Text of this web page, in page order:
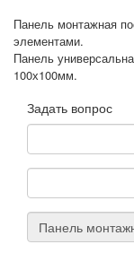
Панель монтажная
элементами.
Панель
100х100мм.
Задать вопрос